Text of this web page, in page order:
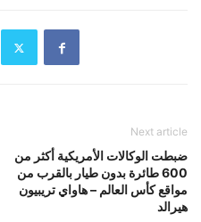
Next article
ضبطت الوكالات الأمريكية أكثر من
600 طائرة بدون طيار بالقرب من
مواقع كأس العالم – هاواي تريبيون
هيرالد